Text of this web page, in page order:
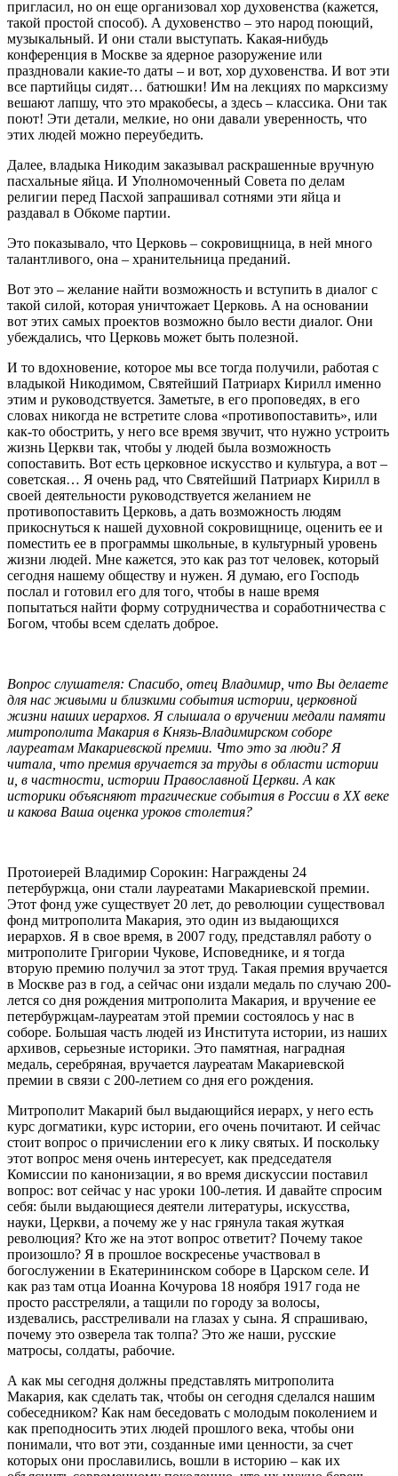
пригласил, но он еще организовал хор духовенства (кажется,
такой простой способ). А духовенство – это народ поющий,
музыкальный. И они стали выступать. Какая-нибудь
конференция в Москве за ядерное разоружение или
праздновали какие-то даты – и вот, хор духовенства. И вот эти
все партийцы сидят… батюшки! Им на лекциях по марксизму
вешают лапшу, что это мракобесы, а здесь – классика. Они так
поют! Эти детали, мелкие, но они давали уверенность, что
этих людей можно переубедить.
Далее, владыка Никодим заказывал раскрашенные вручную
пасхальные яйца. И Уполномоченный Совета по делам
религии перед Пасхой запрашивал сотнями эти яйца и
раздавал в Обкоме партии.
Это показывало, что Церковь – сокровищница, в ней много
талантливого, она – хранительница преданий.
Вот это – желание найти возможность и вступить в диалог с
такой силой, которая уничтожает Церковь. А на основании
вот этих самых проектов возможно было вести диалог. Они
убеждались, что Церковь может быть полезной.
И то вдохновение, которое мы все тогда получили, работая с
владыкой Никодимом, Святейший Патриарх Кирилл именно
этим и руководствуется. Заметьте, в его проповедях, в его
словах никогда не встретите слова «противопоставить», или
как-то обострить, у него все время звучит, что нужно устроить
жизнь Церкви так, чтобы у людей была возможность
сопоставить. Вот есть церковное искусство и культура, а вот –
советская… Я очень рад, что Святейший Патриарх Кирилл в
своей деятельности руководствуется желанием не
противопоставить Церковь, а дать возможность людям
прикоснуться к нашей духовной сокровищнице, оценить ее и
поместить ее в программы школьные, в культурный уровень
жизни людей. Мне кажется, это как раз тот человек, который
сегодня нашему обществу и нужен. Я думаю, его Господь
послал и готовил его для того, чтобы в наше время
попытаться найти форму сотрудничества и соработничества с
Богом, чтобы всем сделать доброе.
Вопрос слушателя: Спасибо, отец Владимир, что Вы делаете
для нас живыми и близкими события истории, церковной
жизни наших иерархов. Я слышала о вручении медали памяти
митрополита Макария в Князь-Владимирском соборе
лауреатам Макариевской премии. Что это за люди? Я
читала, что премия вручается за труды в области истории
и, в частности, истории Православной Церкви. А как
историки объясняют трагические события в России в ХХ веке
и какова Ваша оценка уроков столетия?
Протоиерей Владимир Сорокин: Награждены 24
петербуржца, они стали лауреатами Макариевской премии.
Этот фонд уже существует 20 лет, до революции существовал
фонд митрополита Макария, это один из выдающихся
иерархов. Я в свое время, в 2007 году, представлял работу о
митрополите Григории Чукове, Исповеднике, и я тогда
вторую премию получил за этот труд. Такая премия вручается
в Москве раз в год, а сейчас они издали медаль по случаю 200-
лется со дня рождения митрополита Макария, и вручение ее
петербуржцам-лауреатам этой премии состоялось у нас в
соборе. Большая часть людей из Института истории, из наших
архивов, серьезные историки. Это памятная, наградная
медаль, серебряная, вручается лауреатам Макариевской
премии в связи с 200-летием со дня его рождения.
Митрополит Макарий был выдающийся иерарх, у него есть
курс догматики, курс истории, его очень почитают. И сейчас
стоит вопрос о причислении его к лику святых. И поскольку
этот вопрос меня очень интересует, как председателя
Комиссии по канонизации, я во время дискуссии поставил
вопрос: вот сейчас у нас уроки 100-летия. И давайте спросим
себя: были выдающиеся деятели литературы, искусства,
науки, Церкви, а почему же у нас грянула такая жуткая
революция? Кто же на этот вопрос ответит? Почему такое
произошло? Я в прошлое воскресенье участвовал в
богослужении в Екатерининском соборе в Царском селе. И
как раз там отца Иоанна Кочурова 18 ноября 1917 года не
просто расстреляли, а тащили по городу за волосы,
издевались, расстреливали на глазах у сына. Я спрашиваю,
почему это озверела так толпа? Это же наши, русские
матросы, солдаты, рабочие.
А как мы сегодня должны представлять митрополита
Макария, как сделать так, чтобы он сегодня сделался нашим
собеседником? Как нам беседовать с молодым поколением и
как преподносить этих людей прошлого века, чтобы они
понимали, что вот эти, созданные ими ценности, за счет
которых они прославились, вошли в историю – как их